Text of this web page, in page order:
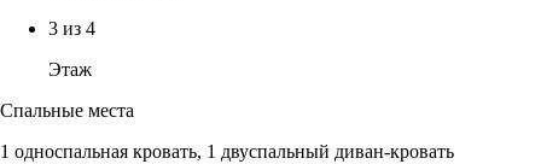
3 из 4
Этаж
Спальные места
1 односпальная кровать, 1 двуспальный диван-кровать